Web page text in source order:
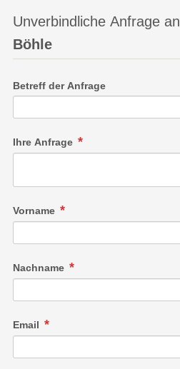
Unverbindliche Anfrage an
Böhle
Betreff der Anfrage
Ihre Anfrage
Vorname
Nachname
Email